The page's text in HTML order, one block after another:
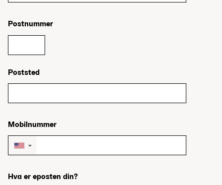
Postnummer
Poststed
Mobilnummer
▼
Hva er eposten din?